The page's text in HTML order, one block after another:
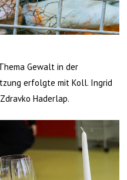
Gewalt in der
erfolgte mit Koll. Ingrid
Haderlap.